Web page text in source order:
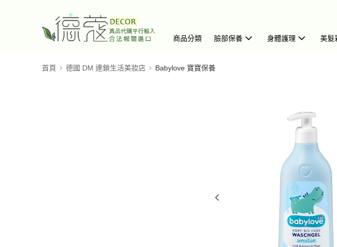
商品分類 臉部保養 身體護理 美髮
首頁 德國 DM 連鎖生活美妝店 Babylove 寶寶保養